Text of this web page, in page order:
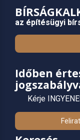
az építésügyi
Időben
Kérje